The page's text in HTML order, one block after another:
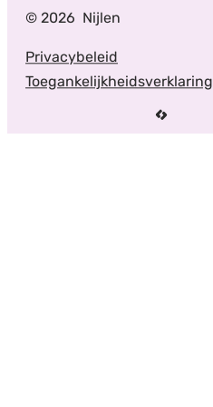
© 2026 Nijlen
Privacybeleid
Toegankelijkheidsverklaring